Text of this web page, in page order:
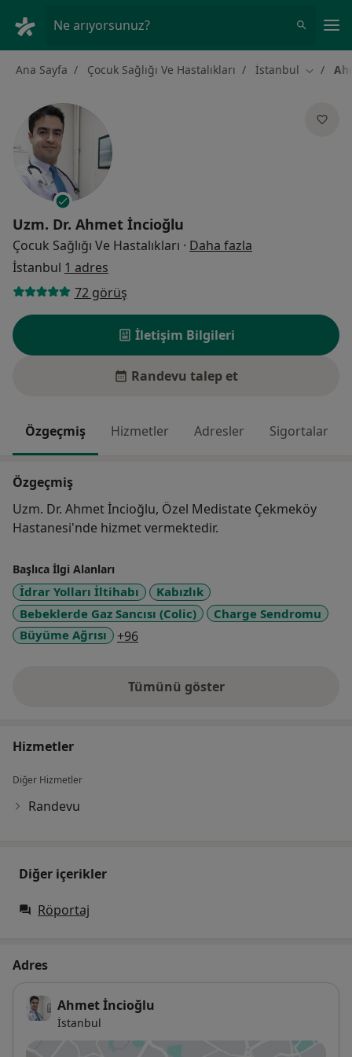
Ne arıyorsunuz?
Ana Sayfa Çocuk Sağlığı Ve Hastalıkları İstanbul Şehir
Uzm. Dr. Ahmet İncioğlu
Çocuk Sağlığı Ve Hastalıkları · Daha fazla
İstanbul 1 adres
72 görüş
İletişim Bilgileri
Randevu talep et
Özgeçmiş Hizmetler Adresler Sigortalar
Özgeçmiş
Uzm. Dr. Ahmet İncioğlu, Özel Medistate Çekmeköy
Hastanesi'nde hizmet vermektedir.
Başlıca İlgi Alanları
İdrar Yolları İltihabı
Kabızlık
Bebeklerde Gaz Sancısı (Colic)
Charge Sendromu
Büyüme Ağrısı
+96a11y_sr_more_diseases
Tümünü gösterdeneyim hakkında
Hizmetler
Diğer Hizmetler
Randevu
Diğer içerikler
Röportaj
Adres
Ahmet İncioğlu
İstanbul